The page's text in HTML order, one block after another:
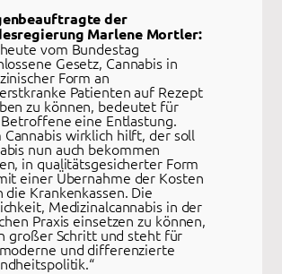
der
Marlene Mortler:
heute vom Bundestag
Gesetz, Cannabis in
Form an
Patienten auf Rezept
zu können, bedeutet für
eine Entlastung.
Cannabis wirklich hilft, der soll
nun auch bekommen
in qualitätsgesicherter Form
einer Übernahme der Kosten
die Krankenkassen. Die
Medizinalcannabis in der
Praxis einsetzen zu können,
großer Schritt und steht für
und differenzierte